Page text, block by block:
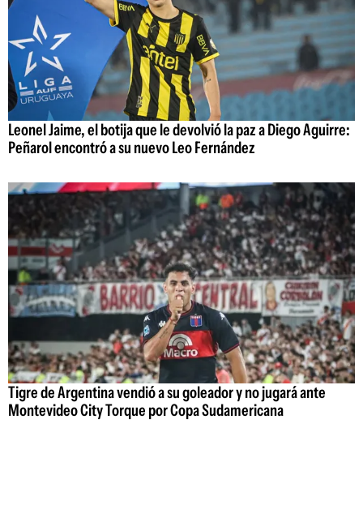
Leonel Jaime, el botija que le devolvió la paz a Diego Aguirre:
Peñarol encontró a su nuevo Leo Fernández
Tigre de Argentina vendió a su goleador y no jugará ante
Montevideo City Torque por Copa Sudamericana